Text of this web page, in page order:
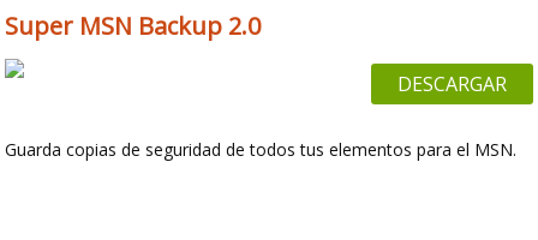
Super MSN Backup 2.0
DESCARGAR
Guarda copias de seguridad de todos tus elementos para el MSN.